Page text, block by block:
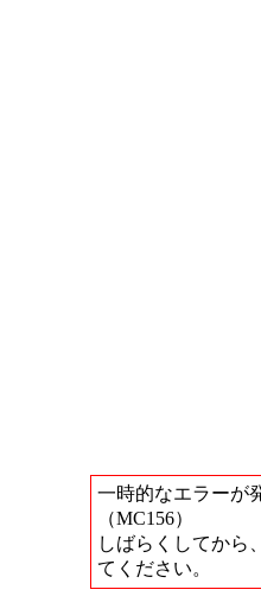
一時的なエラーが
（MC156）
しばらくしてから
てください。